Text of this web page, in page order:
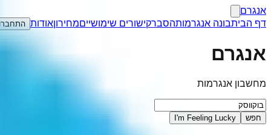
אנגרם
דף הביתבונה אנגרמותהסברקישורים שימושייםמחירוןאודות
אנגרם
מחשבון אנגרמות
חפש I'm Feeling Lucky